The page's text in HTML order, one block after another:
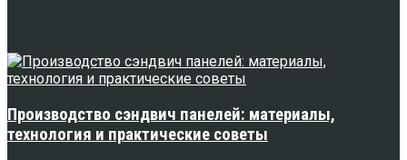
Производство сэндвич панелей: материалы,
технология и практические советы